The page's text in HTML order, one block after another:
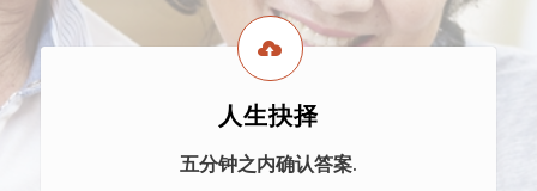
人生抉择
五分钟之内确认答案.